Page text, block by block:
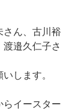
さん、古川裕
邉久仁子さ
します。
らイースター